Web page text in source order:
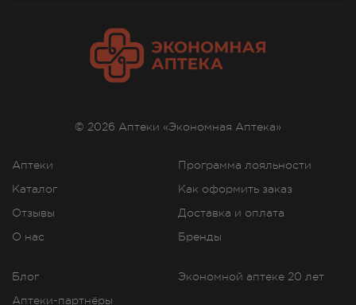
Аптеки
Каталог
Отзывы
О нас
Программа лояльности
Как оформить заказ
Доставка и оплата
Бренды
Блог
Аптеки-партнёры
Экономной аптеке 20 лет
© 2026 Аптеки «Экономная Аптека»